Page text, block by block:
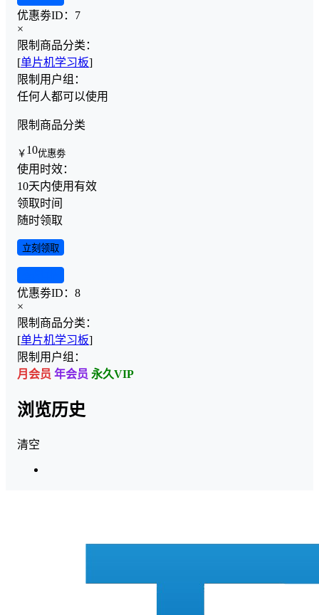
优惠劵ID： 7
×
限制商品分类：
[单片机学习板]
限制用户组：
任何人都可以使用
限制商品分类
￥ 10优惠劵
使用时效：
10天内使用有效
领取时间
随时领取
立刻领取
优惠劵ID： 8
×
限制商品分类：
[单片机学习板]
限制用户组：
月会员 年会员 永久VIP
浏览历史
清空